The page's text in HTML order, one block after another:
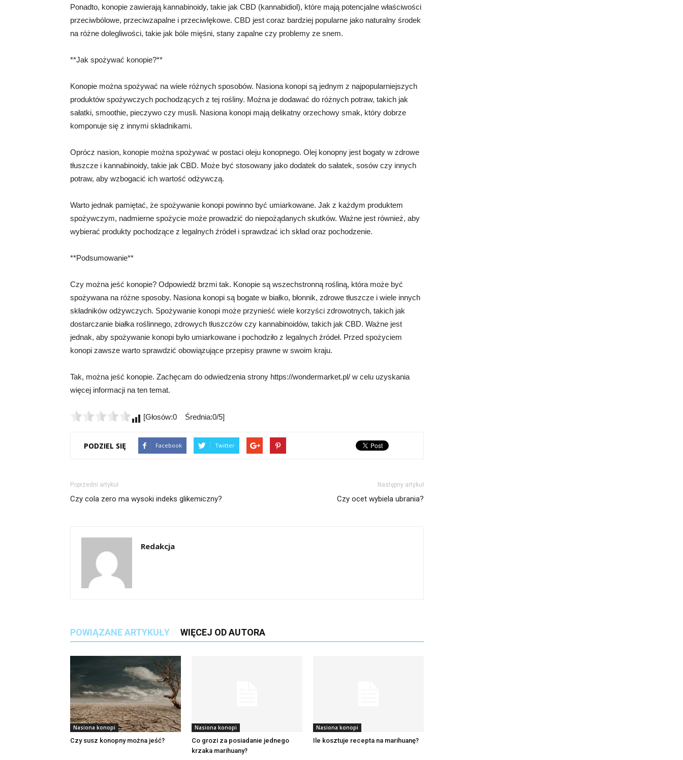
Ponadto, konopie zawierają kannabinoidy, takie jak CBD (kannabidiol), które mają potencjalne właściwości
przeciwbólowe, przeciwzapalne i przeciwlękowe. CBD jest coraz bardziej popularne jako naturalny środek
na różne dolegliwości, takie jak bóle mięśni, stany zapalne czy problemy ze snem.
**Jak spożywać konopie?**
Konopie można spożywać na wiele różnych sposobów. Nasiona konopi są jednym z najpopularniejszych
produktów spożywczych pochodzących z tej rośliny. Można je dodawać do różnych potraw, takich jak
sałatki, smoothie, pieczywo czy musli. Nasiona konopi mają delikatny orzechowy smak, który dobrze
komponuje się z innymi składnikami.
Oprócz nasion, konopie można spożywać w postaci oleju konopnego. Olej konopny jest bogaty w zdrowe
tłuszcze i kannabinoidy, takie jak CBD. Może być stosowany jako dodatek do sałatek, sosów czy innych
potraw, aby wzbogacić ich wartość odżywczą.
Warto jednak pamiętać, że spożywanie konopi powinno być umiarkowane. Jak z każdym produktem
spożywczym, nadmierne spożycie może prowadzić do niepożądanych skutków. Ważne jest również, aby
wybierać produkty pochodzące z legalnych źródeł i sprawdzać ich skład oraz pochodzenie.
**Podsumowanie**
Czy można jeść konopie? Odpowiedź brzmi tak. Konopie są wszechstronną rośliną, która może być
spożywana na różne sposoby. Nasiona konopi są bogate w białko, błonnik, zdrowe tłuszcze i wiele innych
składników odżywczych. Spożywanie konopi może przynieść wiele korzyści zdrowotnych, takich jak
dostarczanie białka roślinnego, zdrowych tłuszczów czy kannabinoidów, takich jak CBD. Ważne jest
jednak, aby spożywanie konopi było umiarkowane i pochodziło z legalnych źródeł. Przed spożyciem
konopi zawsze warto sprawdzić obowiązujące przepisy prawne w swoim kraju.
Tak, można jeść konopie. Zachęcam do odwiedzenia strony https://wondermarket.pl/ w celu uzyskania
więcej informacji na ten temat.
[Głosów:0 Średnia:0/5]
PODZIEL SIĘ Facebook Twitter
Poprzedni artykuł
Czy cola zero ma wysoki indeks glikemiczny?
Następny artykuł
Czy ocet wybiela ubrania?
Redakcja
POWIĄZANE ARTYKUŁY WIĘCEJ OD AUTORA
Nasiona konopi
Czy susz konopny można jeść?
Nasiona konopi
Co grozi za posiadanie jednego
krzaka marihuany?
Nasiona konopi
Ile kosztuje recepta na marihuanę?